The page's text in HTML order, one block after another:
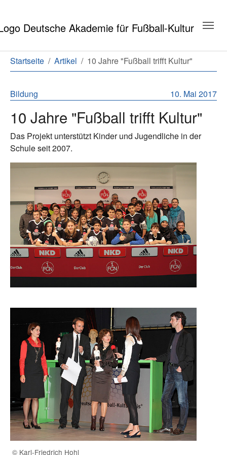
Sie sind hier:
Startseite Artikel 10 Jahre "Fußball trifft Kultur"
10. Mai 2017
Bildung
10 Jahre "Fußball trifft Kultur"
Das Projekt unterstützt Kinder und Jugendliche in der
Schule seit 2007.
© Karl-Friedrich Hohl